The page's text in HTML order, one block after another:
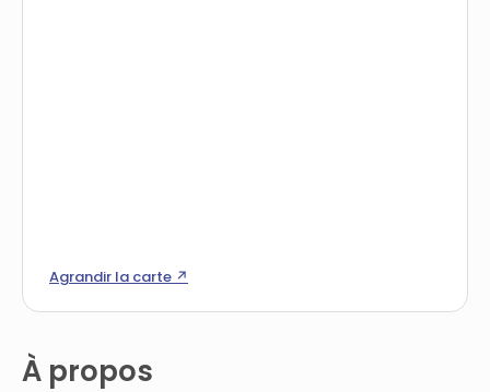
À propos
Agrandir la carte ↗